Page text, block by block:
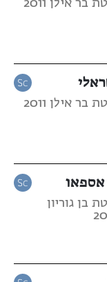
בר אילן 2011
בר אילן 2011
אספאו
בן גוריון